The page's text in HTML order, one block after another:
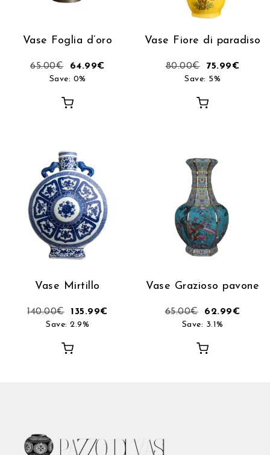
Vase Foglia d’oro
65.00€ 64.99€
Save: 0%
Vase Fiore di paradiso
80.00€ 75.99€
Save: 5%
Vase Mirtillo
140.00€ 135.99€
Save: 2.9%
Vase Grazioso pavone
65.00€ 62.99€
Save: 3.1%